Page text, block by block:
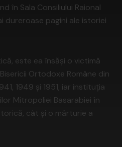
în Sala Consiliului Raional
dureroase pagini ale istoriei
este ea însăși o victimă
Ortodoxe Române din
1949 și 1951, iar instituția
Mitropoliei Basarabiei în
cât și o mărturie a